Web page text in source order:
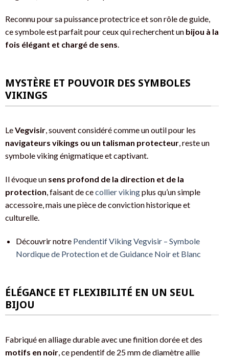
Reconnu pour sa puissance protectrice et son rôle de guide,
ce symbole est parfait pour ceux qui recherchent un bijou à la
fois élégant et chargé de sens.
MYSTÈRE ET POUVOIR DES SYMBOLES
VIKINGS
LeVegvisir, souvent considéré comme un outil pour les
navigateurs vikings ou un talisman protecteur, reste un
symbole viking énigmatique et captivant.
Il évoque un sens profond de la direction et de la
protection, faisant de cecollier vikingplus qu’un simple
accessoire, mais une pièce de conviction historique et
culturelle.
Découvrir notre Pendentif Viking Vegvisir – Symbole
Nordique de Protection et de Guidance Noir et Blanc
ÉLÉGANCE ET FLEXIBILITÉ EN UN SEUL
BIJOU
Fabriqué en alliage durable avec une finition dorée et des
motifs en noir, ce pendentif de 25 mm de diamètre allie